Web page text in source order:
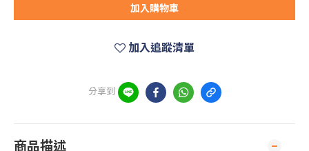
加入購物車
加入追蹤清單
分享到
商品描述